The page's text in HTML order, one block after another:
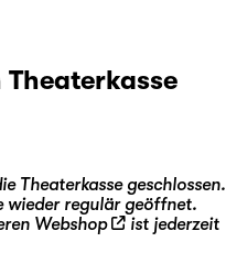
Theaterkasse geschlossen.
wieder regulär geöffnet.
Webshop
ist jederzeit